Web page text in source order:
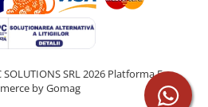
SRL 2026 Platforma E-
by Gomag